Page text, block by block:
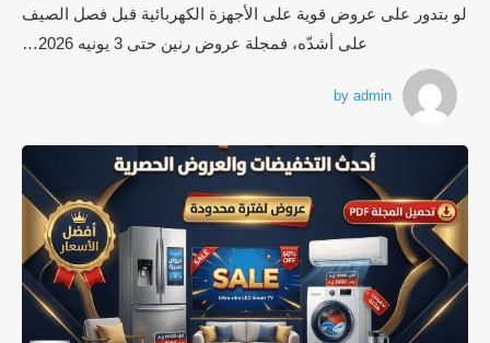
لو بتدور على عروض قوية على الأجهزة الكهربائية قبل فصل الصيف
على أشدّه، فمجلة عروض رنين حتى 3 يونيه 2026…
by admin